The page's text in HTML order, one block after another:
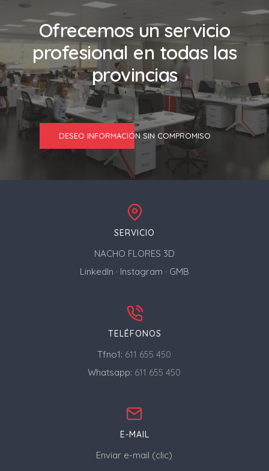
Ofrecemos un servicio
profesional en todas las
provincias
DESEO INFORMACIÓN SIN COMPROMISO
SERVICIO
NACHO FLORES 3D
LinkedIn · Instagram · GMB
TELÉFONOS
Tfno1: 611 655 450
Whatsapp: 611 655 450
E-MAIL
Enviar e-mail (clic)